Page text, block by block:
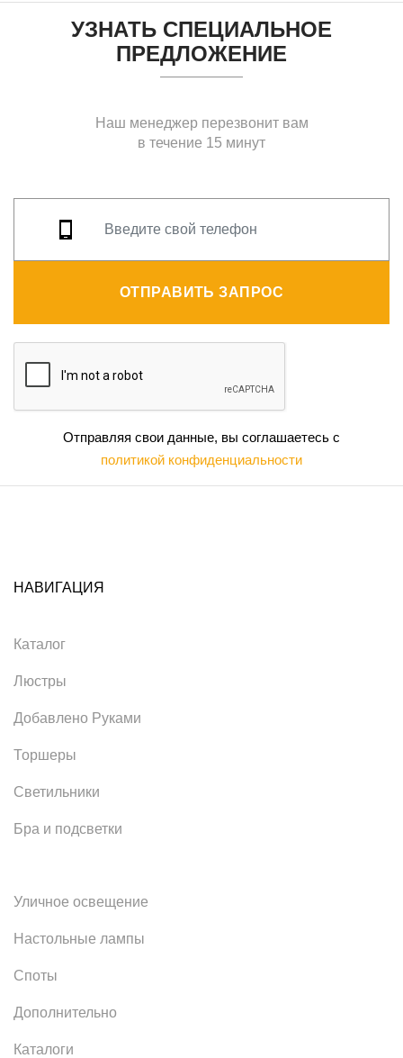
УЗНАТЬ СПЕЦИАЛЬНОЕ
ПРЕДЛОЖЕНИЕ
Наш менеджер перезвонит вам
в течение 15 минут
ОТПРАВИТЬ ЗАПРОС
Отправляя свои данные, вы соглашаетесь с
политикой конфиденциальности
НАВИГАЦИЯ
Каталог
Люстры
Добавлено Руками
Торшеры
Светильники
Бра и подсветки
Уличное освещение
Настольные лампы
Споты
Дополнительно
Каталоги